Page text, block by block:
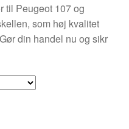
til Peugeot 107 og
som høj kvalitet
din handel nu og sikr